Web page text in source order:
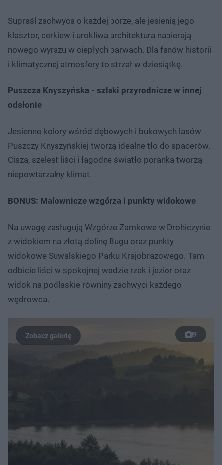
Supraśl zachwyca o każdej porze, ale jesienią jego
klasztor, cerkiew i urokliwa architektura nabierają
nowego wyrazu w ciepłych barwach. Dla fanów historii
i klimatycznej atmosfery to strzał w dziesiątkę.
Puszcza Knyszyńska - szlaki przyrodnicze w innej
odsłonie
Jesienne kolory wśród dębowych i bukowych lasów
Puszczy Knyszyńskiej tworzą idealne tło do spacerów.
Cisza, szelest liści i łagodne światło poranka tworzą
niepowtarzalny klimat.
BONUS: Malownicze wzgórza i punkty widokowe
Na uwagę zasługują Wzgórze Zamkowe w Drohiczynie
z widokiem na złotą dolinę Bugu oraz punkty
widokowe Suwalskiego Parku Krajobrazowego. Tam
odbicie liści w spokojnej wodzie rzek i jezior oraz
widok na podlaskie równiny zachwyci każdego
wędrowca.
9